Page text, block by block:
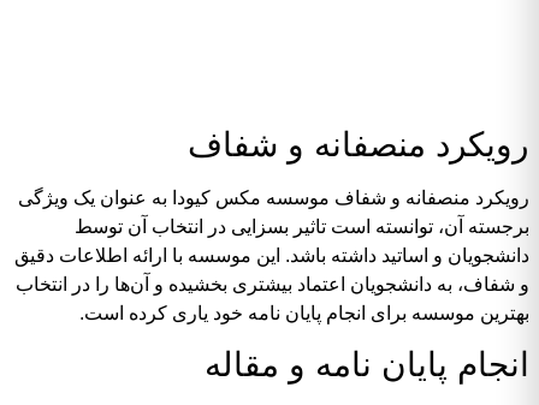
رویکرد منصفانه و شفاف
رویکرد منصفانه و شفاف موسسه مکس کیودا به عنوان یک ویژگی
برجسته آن، توانسته است تاثیر بسزایی در انتخاب آن توسط
دانشجویان و اساتید داشته باشد. این موسسه با ارائه اطلاعات دقیق
و شفاف، به دانشجویان اعتماد بیشتری بخشیده و آن‌ها را در انتخاب
بهترین موسسه برای انجام پایان نامه خود یاری کرده است.
انجام پایان نامه و مقاله